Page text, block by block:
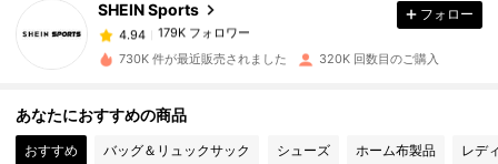
SHEIN Sports
179K フォロワー
m***8 は1日前 に購入しました
4.94 179K フォロワー
フォロー
730K 件が最近販売されました 320K 回数目のご購入
あなたにおすすめの商品
おすすめ バッグ＆リュックサック シューズ ホーム布製品 レデ